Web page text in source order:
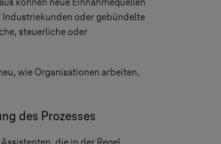
können neue Einnahmequellen
oder gebündelte
steuerliche oder
wie Organisationen arbeiten,
des Prozesses